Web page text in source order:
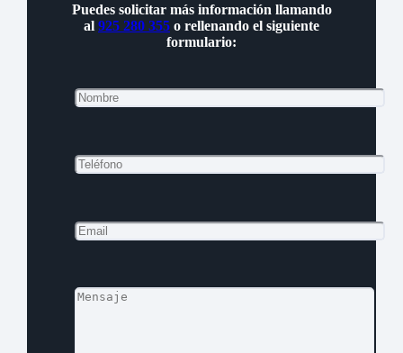
Puedes solicitar más información llamando
al 925 280 355 o rellenando el siguiente
formulario: